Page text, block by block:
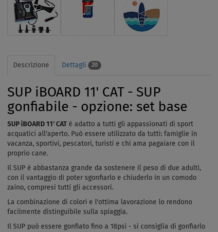
Descrizione Dettagli 20
SUP iBOARD 11' CAT - SUP
gonfiabile - opzione: set base
SUP iBOARD 11' CAT è adatto a tutti gli appassionati di sport
acquatici all'aperto. Può essere utilizzato da tutti: famiglie in
vacanza, sportivi, pescatori, turisti e chi ama pagaiare con il
proprio cane.
Il SUP è abbastanza grande da sostenere il peso di due adulti,
con il vantaggio di poter sgonfiarlo e chiuderlo in un comodo
zaino, compresi tutti gli accessori.
La combinazione di colori e l'ottima lavorazione lo rendono
facilmente distinguibile sulla spiaggia.
Il SUP può essere gonfiato fino a 18psi - si consiglia di gonfiarlo